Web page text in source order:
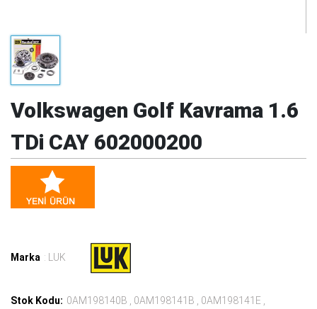
Volkswagen Golf Kavrama 1.6
TDi CAY 602000200
Marka : LUK
Stok Kodu: 0AM198140B , 0AM198141B , 0AM198141E ,